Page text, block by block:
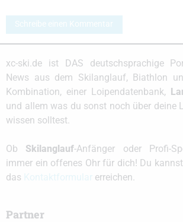
Schreibe einen Kommentar
xc-ski.de ist DAS deutschsprachige
News aus dem Skilanglauf, Biathlon
Kombination, einer Loipendatenbank,
und allem was du sonst noch über deine
wissen solltest.
Ob Skilanglauf-Anfänger oder Profi-
immer ein offenes Ohr für dich! Du
das
erreichen.
Partner